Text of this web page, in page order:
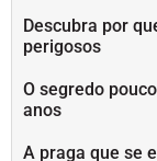
Descubra por
perigosos
O segredo
anos
A praga que se